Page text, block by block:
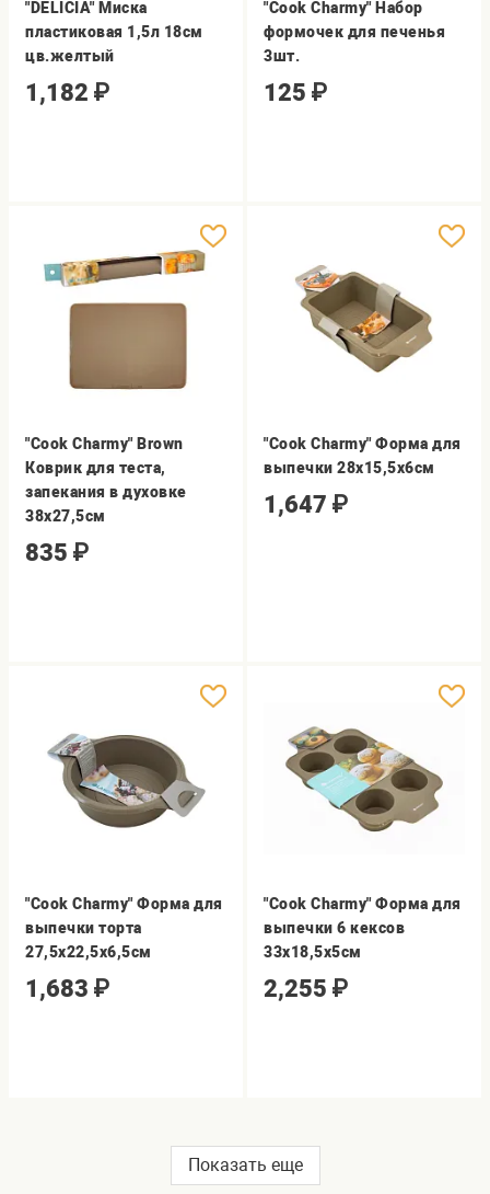
"DELICIA" Миска
пластиковая 1,5л 18см
цв.желтый
1,182 ₽
"Cook Charmy" Набор
формочек для печенья
3шт.
125 ₽
"Cook Charmy" Brown
Коврик для теста,
запекания в духовке
38х27,5см
835 ₽
"Cook Charmy" Форма для
выпечки 28х15,5х6см
1,647 ₽
"Cook Charmy" Форма для
выпечки торта
27,5х22,5х6,5см
1,683 ₽
"Cook Charmy" Форма для
выпечки 6 кексов
33х18,5х5см
2,255 ₽
Показать еще